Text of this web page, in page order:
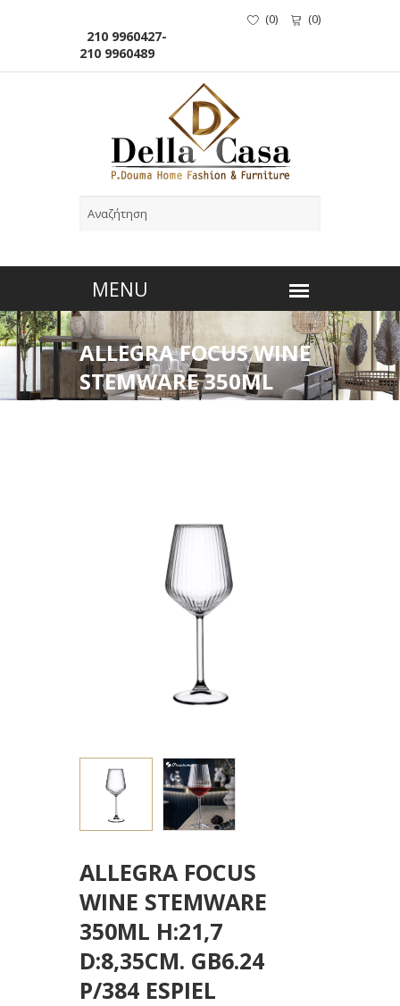
210 9960427-
210 9960489
(0) (0)
ALLEGRA FOCUS WINE
STEMWARE 350ML
H:21,7 D:8,35CM.
ALLEGRA FOCUS
WINE STEMWARE
350ML H:21,7
D:8,35CM. GB6.24
P/384 ESPIEL